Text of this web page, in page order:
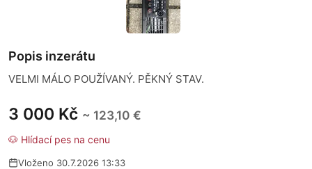
3 000 Kč ~ 123,10 €
🐶 Hlídací pes na cenu
Vloženo 30.7.2026 13:33
Popis inzerátu
VELMI MÁLO POUŽÍVANÝ. PĚKNÝ STAV.